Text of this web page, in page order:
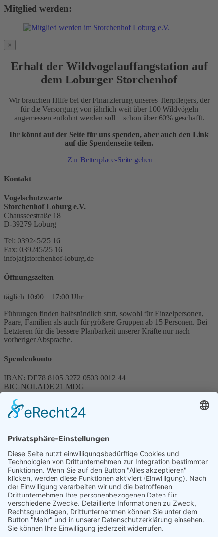
Mitglied werden:
×
Erhalt der Wildvogelauffangstation auf
dem Loburger Storchenhof
Wir brauchen Hilfe bei der Finanzierung unseres Tierpflegers, der
für die Versorgung von jährlich weit über 100 Wildvögeln
angemessen entlohnt werden soll – schon über 60% geschafft.
Ihr könnt auf der Seite für uns spenden, aber auch den Link
auf die Spendenseite teilen.
Zur Betterplace-Seite gehen
Kontakt
Vogelschutzwarte
Storchenhof Loburg e.V.
Chausseestraße 18
D-39279 Loburg
Tel: 039245/25 16
Fax: 039245/25 16
info[at]storchenhof-loburg.de
Öffnungszeiten
täglich 10:00 – 17:00 Uhr
Führungen finden halbstündlich statt, sowohl für Einzelpersonen,
Paare, Familien als auch für größere Gruppen ab 15 Personen. Bei
Letzteren für die bessere Planbarkeit unserer Kräfte nur nach
vorheriger Absprache.
Spendenkonto
IBAN: DE78 8105 3272 0503 0012 44
BIC: NOLADE 21 MDG
Spenden können steuerlich abgesetzt werden
Förderung
© 1987 – 2025
Storchenhof Loburg e.V.
Alle Rechte vorbehalten.
Cookie-Einstellungen
Navigation überspringen